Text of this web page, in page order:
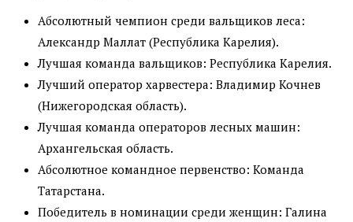
Абсолютный чемпион среди вальщиков леса:
Александр Маллат (Республика Карелия).
Лучшая команда вальщиков: Республика Карелия.
Лучший оператор харвестера: Владимир Кочнев
(Нижегородская область).
Лучшая команда операторов лесных машин:
Архангельская область.
Абсолютное командное первенство: Команда
Татарстана.
Победитель в номинации среди женщин: Галина